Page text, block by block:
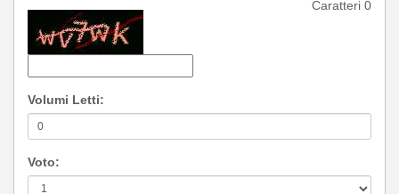
Caratteri 0
Volumi Letti:
Voto: